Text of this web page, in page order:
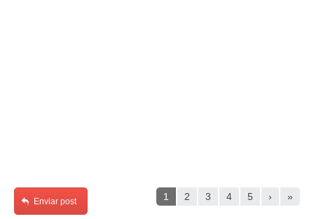
1 2 3 4 5 › »
Enviar post